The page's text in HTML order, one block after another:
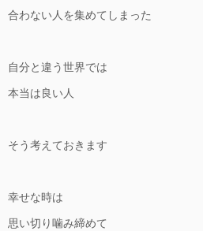
合わない人を集めてしまった
自分と違う世界では
本当は良い人
そう考えておきます
幸せな時は
思い切り噛み締めて